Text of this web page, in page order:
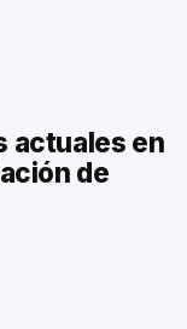
actuales en
de